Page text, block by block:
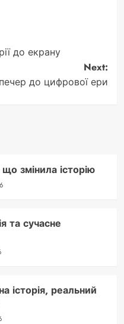
до екрану
Next:
до цифрової ери
змінила історію
та сучасне
історія, реальний